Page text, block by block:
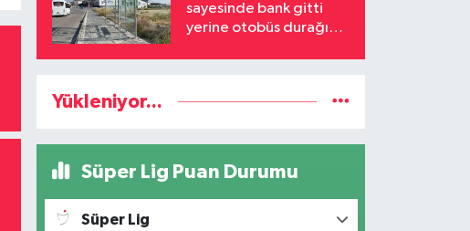
sayesinde bank gitti
yerine otobüs durağı
Yükleniyor...
Süper Lig Puan Durumu
Süper Lig